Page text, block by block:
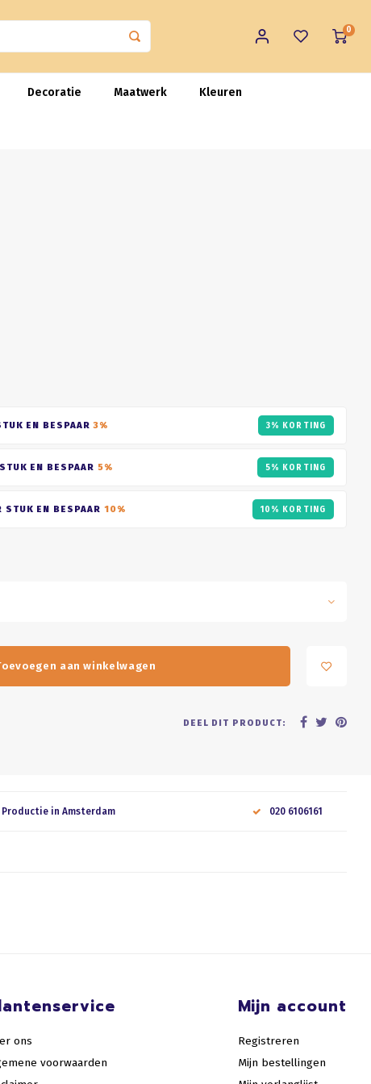
0
Decoratie Maatwerk Kleuren
EN BESPAAR3% 3% KORTING
EN BESPAAR 5% 5% KORTING
STUK EN BESPAAR 10% 10% KORTING
aan winkelwagen
DEEL DIT PRODUCT:
Productie in Amsterdam 020 6106161
ons
voorwaarden
Mijn account
Registreren
Mijn bestellingen